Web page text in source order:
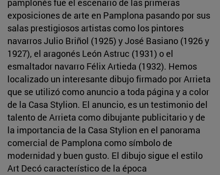
exposiciones de arte en Pamplona pasando por sus
salas prestigiosos artistas como los pintores
navarros Julio Briñol (1925) y José Basiano (1926 y
1927), el aragonés León Astruc (1931) o el
esmaltador navarro Félix Artieda (1932). Hemos
localizado un interesante dibujo firmado por Arrieta
que se utilizó como anuncio a toda página y a color
de la Casa Stylion. El anuncio, es un testimonio del
talento de Arrieta como dibujante publicitario y de
la importancia de la Casa Stylion en el panorama
comercial de Pamplona como símbolo de
modernidad y buen gusto. El dibujo sigue el estilo
Art Decó característico de la época